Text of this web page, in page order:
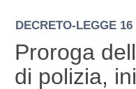
DECRETO-LEGGE
Proroga
di polizia,